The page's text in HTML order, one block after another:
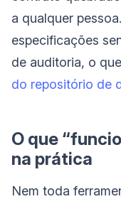
a qualquer
especificações
de auditoria, o
do repositório de
O que
na prática
Nem toda